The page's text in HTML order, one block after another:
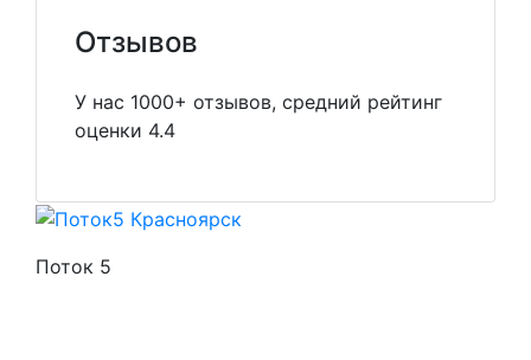
Отзывов
У нас 1000+ отзывов, средний рейтинг
оценки 4.4
Поток 5